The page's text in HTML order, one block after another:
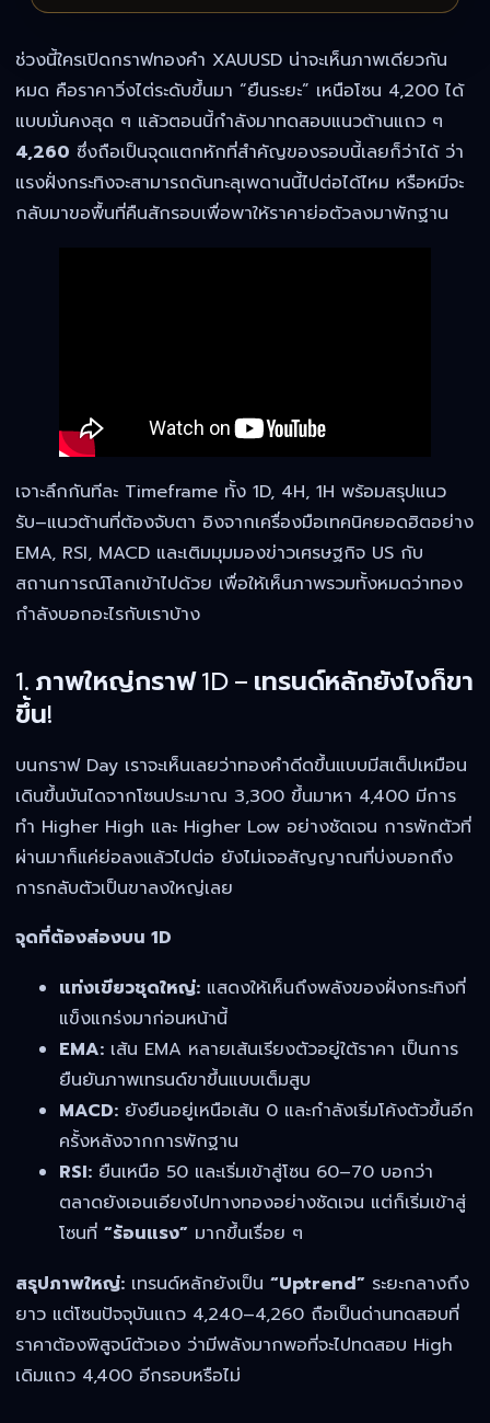
ช่วงนี้ใครเปิดกราฟทองคำ XAUUSD น่าจะเห็นภาพเดียวกัน
หมด คือราคาวิ่งไต่ระดับขึ้นมา “ยืนระยะ” เหนือโซน 4,200 ได้
แบบมั่นคงสุด ๆ แล้วตอนนี้กำลังมาทดสอบแนวต้านแถว ๆ
4,260 ซึ่งถือเป็นจุดแตกหักที่สำคัญของรอบนี้เลยก็ว่าได้ ว่า
แรงฝั่งกระทิงจะสามารถดันทะลุเพดานนี้ไปต่อได้ไหม หรือหมีจะ
กลับมาขอพื้นที่คืนสักรอบเพื่อพาให้ราคาย่อตัวลงมาพักฐาน
เจาะลึกกันทีละ Timeframe ทั้ง 1D, 4H, 1H พร้อมสรุปแนว
รับ–แนวต้านที่ต้องจับตา อิงจากเครื่องมือเทคนิคยอดฮิตอย่าง
EMA, RSI, MACD และเติมมุมมองข่าวเศรษฐกิจ US กับ
สถานการณ์โลกเข้าไปด้วย เพื่อให้เห็นภาพรวมทั้งหมดว่าทอง
กำลังบอกอะไรกับเราบ้าง
1. ภาพใหญ่กราฟ 1D – เทรนด์หลักยังไงก็ขา
ขึ้น!
บนกราฟ Day เราจะเห็นเลยว่าทองคำดีดขึ้นแบบมีสเต็ปเหมือน
เดินขึ้นบันไดจากโซนประมาณ 3,300 ขึ้นมาหา 4,400 มีการ
ทำ Higher High และ Higher Low อย่างชัดเจน การพักตัวที่
ผ่านมาก็แค่ย่อลงแล้วไปต่อ ยังไม่เจอสัญญาณที่บ่งบอกถึง
การกลับตัวเป็นขาลงใหญ่เลย
จุดที่ต้องส่องบน 1D
แท่งเขียวชุดใหญ่: แสดงให้เห็นถึงพลังของฝั่งกระทิงที่
แข็งแกร่งมาก่อนหน้านี้
EMA: เส้น EMA หลายเส้นเรียงตัวอยู่ใต้ราคา เป็นการ
ยืนยันภาพเทรนด์ขาขึ้นแบบเต็มสูบ
MACD: ยังยืนอยู่เหนือเส้น 0 และกำลังเริ่มโค้งตัวขึ้นอีก
ครั้งหลังจากการพักฐาน
RSI: ยืนเหนือ 50 และเริ่มเข้าสู่โซน 60–70 บอกว่า
ตลาดยังเอนเอียงไปทางทองอย่างชัดเจน แต่ก็เริ่มเข้าสู่
โซนที่ “ร้อนแรง” มากขึ้นเรื่อย ๆ
สรุปภาพใหญ่: เทรนด์หลักยังเป็น “Uptrend” ระยะกลางถึง
ยาว แต่โซนปัจจุบันแถว 4,240–4,260 ถือเป็นด่านทดสอบที่
ราคาต้องพิสูจน์ตัวเอง ว่ามีพลังมากพอที่จะไปทดสอบ High
เดิมแถว 4,400 อีกรอบหรือไม่